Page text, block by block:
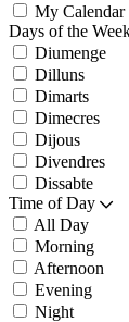
My Calendar
Days of the
Diumenge
Dilluns
Dimarts
Dimecres
Dijous
Divendres
Dissabte
Time of Day
All Day
Morning
Afternoon
Evening
Night